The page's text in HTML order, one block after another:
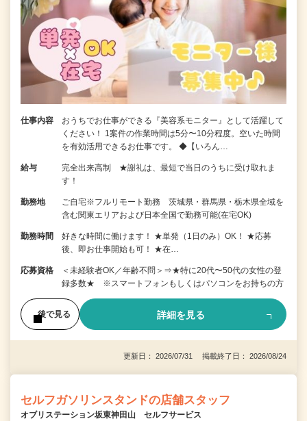
仕事内容
おうちでお仕事ができる『美容系モニター』として活躍して
ください！ 1案件の作業時間は5分〜10分程度。空いた時間
を有効活用できるお仕事です。 ◆【いろん…
給与
完全出来高制 ★謝礼は、最短で当日のうちに受け取れま
す！
勤務地
ご自宅※フルリモート勤務 茨城県・群馬県・栃木県全域を
含む関東エリアおよび日本全国で勤務可能(在宅OK)
勤務時間
好きな時間に働けます！ ★単発（1日のみ）OK！ ★応募
後、即お仕事開始も可！ ★在…
応募資格
＜未経験者OK／年齢不問＞⇒★特に20代〜50代の女性の登
録多数★ ※スマートフォンもしくはパソコンをお持ちの方
後で見る 詳細を見る
更新日： 2026/07/31 掲載終了日： 2026/08/24
セルフガソリンスタンドの店舗スタッフ
オブリステーション坂東神田山 セルフサービス